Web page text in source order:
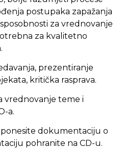
postupaka zapažanja
za vrednovanje
za kvalitetno
prezentiranje
kritička rasprava.
vrednovanje teme i
a.
ponesite dokumentaciju o
pohranite na CD-u.